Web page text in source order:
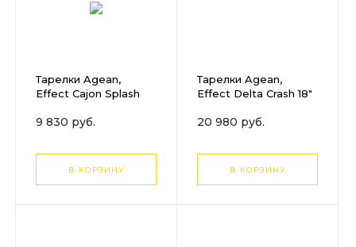
Тарелки Agean,
Effect Cajon Splash
9 830 руб.
В КОРЗИНУ
Тарелки Agean,
Effect Delta Crash 18"
20 980 руб.
В КОРЗИНУ